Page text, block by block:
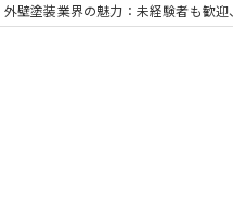
外壁塗装業界の魅力：未経験者も歓